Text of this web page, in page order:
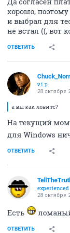
хорошо,
и выбрал для
не встал ((, вот
ОТВЕТИТЬ
v.i.p.
28 октября
а вы как ловите?
На текущий
для Windows
ОТВЕТИТЬ
experienced
28 октября
Есть
ОТВЕТИТЬ